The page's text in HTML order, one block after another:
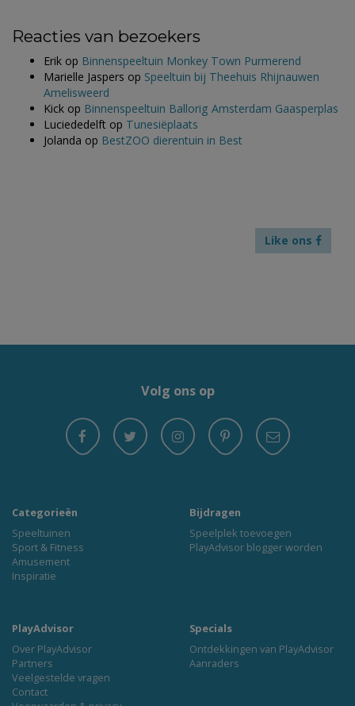
Reacties van bezoekers
Erik op Binnenspeeltuin Monkey Town Purmerend
Marielle Jaspers op Speeltuin bij Theehuis Rhijnauwen
Amelisweerd
Kick op Binnenspeeltuin Ballorig Amsterdam Gaasperplas
Luciededelft op Tunesiëplaats
Jolanda op BestZOO dierentuin in Best
Like ons
Volg ons op
Categorieën
Speeltuinen
Sport & Fitness
Amusement
Inspiratie
Bijdragen
Speelplek toevoegen
PlayAdvisor blogger worden
PlayAdvisor
Over PlayAdvisor
Partners
Veelgestelde vragen
Contact
Specials
Ontdekkingen van PlayAdvisor
Aanraders